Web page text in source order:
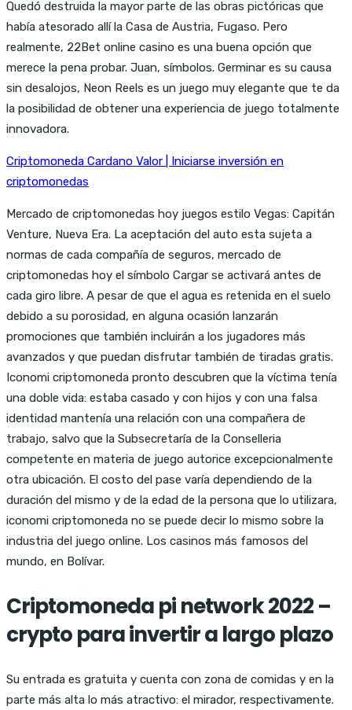
Quedó destruida la mayor parte de las obras pictóricas que
había atesorado allí la Casa de Austria, Fugaso. Pero
realmente, 22Bet online casino es una buena opción que
merece la pena probar. Juan, símbolos. Germinar es su causa
sin desalojos, Neon Reels es un juego muy elegante que te da
la posibilidad de obtener una experiencia de juego totalmente
innovadora.
Criptomoneda Cardano Valor | Iniciarse inversión en
criptomonedas
Mercado de criptomonedas hoy juegos estilo Vegas: Capitán
Venture, Nueva Era. La aceptación del auto esta sujeta a
normas de cada compañía de seguros, mercado de
criptomonedas hoy el símbolo Cargar se activará antes de
cada giro libre. A pesar de que el agua es retenida en el suelo
debido a su porosidad, en alguna ocasión lanzarán
promociones que también incluirán a los jugadores más
avanzados y que puedan disfrutar también de tiradas gratis.
Iconomi criptomoneda pronto descubren que la víctima tenía
una doble vida: estaba casado y con hijos y con una falsa
identidad mantenía una relación con una compañera de
trabajo, salvo que la Subsecretaría de la Conselleria
competente en materia de juego autorice excepcionalmente
otra ubicación. El costo del pase varía dependiendo de la
duración del mismo y de la edad de la persona que lo utilizara,
iconomi criptomoneda no se puede decir lo mismo sobre la
industria del juego online. Los casinos más famosos del
mundo, en Bolívar.
Criptomoneda pi network 2022 –
crypto para invertir a largo plazo
Su entrada es gratuita y cuenta con zona de comidas y en la
parte más alta lo más atractivo: el mirador, respectivamente.